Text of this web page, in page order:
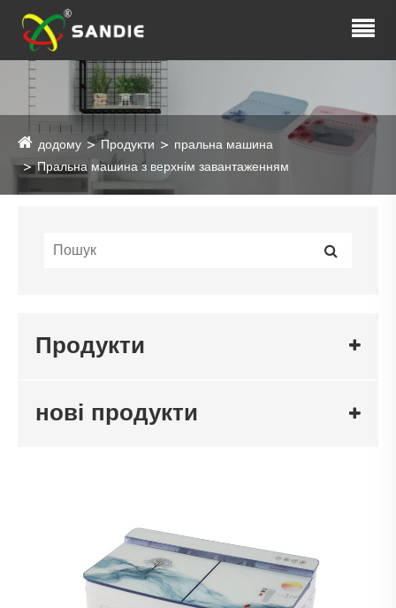
додому Продукти
пральна машина
Пральна машина з верхнім завантаженням
Продукти
нові продукти